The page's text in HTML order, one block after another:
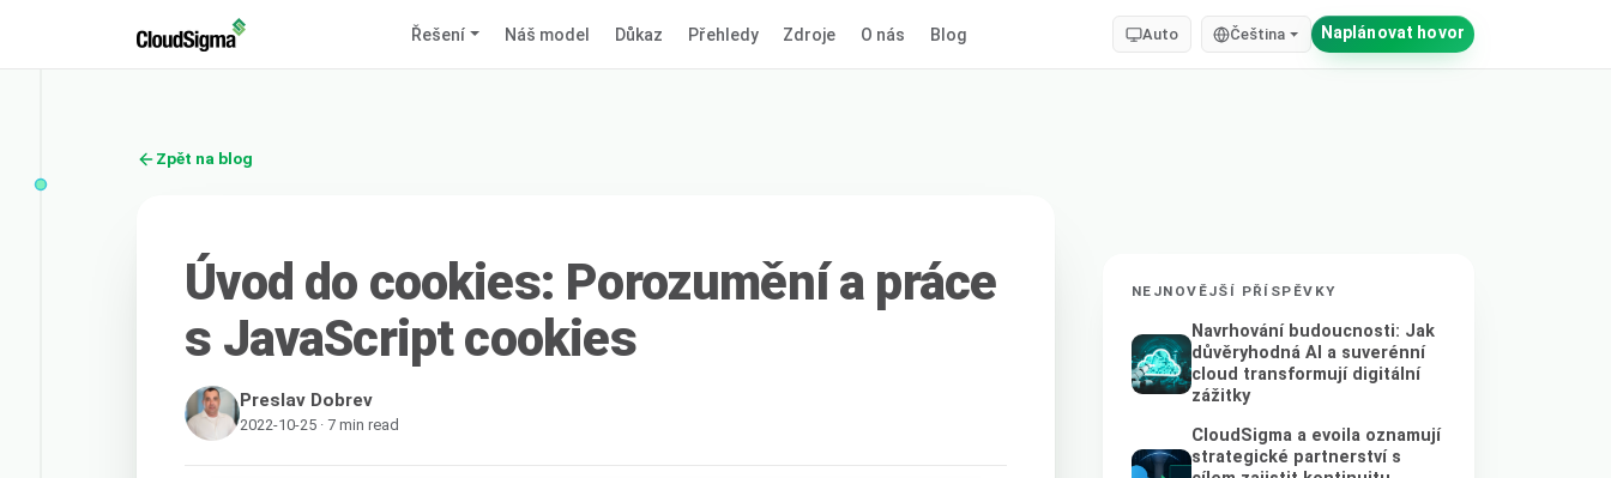
Řešení Náš model Důkaz Přehledy Zdroje O nás Blog Auto Čeština Naplánovat hovor
Zpět na blog
Úvod do cookies: Porozumění a práce
s JavaScript cookies
Preslav Dobrev
2022-10-25 · 7 min read
NEJNOVĚJŠÍ PŘÍSPĚVKY
Navrhování budoucnosti: Jak
důvěryhodná AI a suverénní
cloud transformují digitální
zážitky
CloudSigma a evoila oznamují
strategické partnerství s